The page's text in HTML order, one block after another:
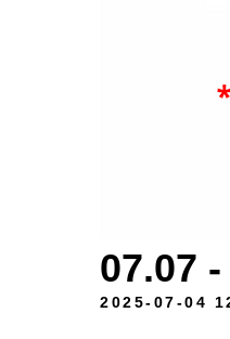
07.07
2025-07-04